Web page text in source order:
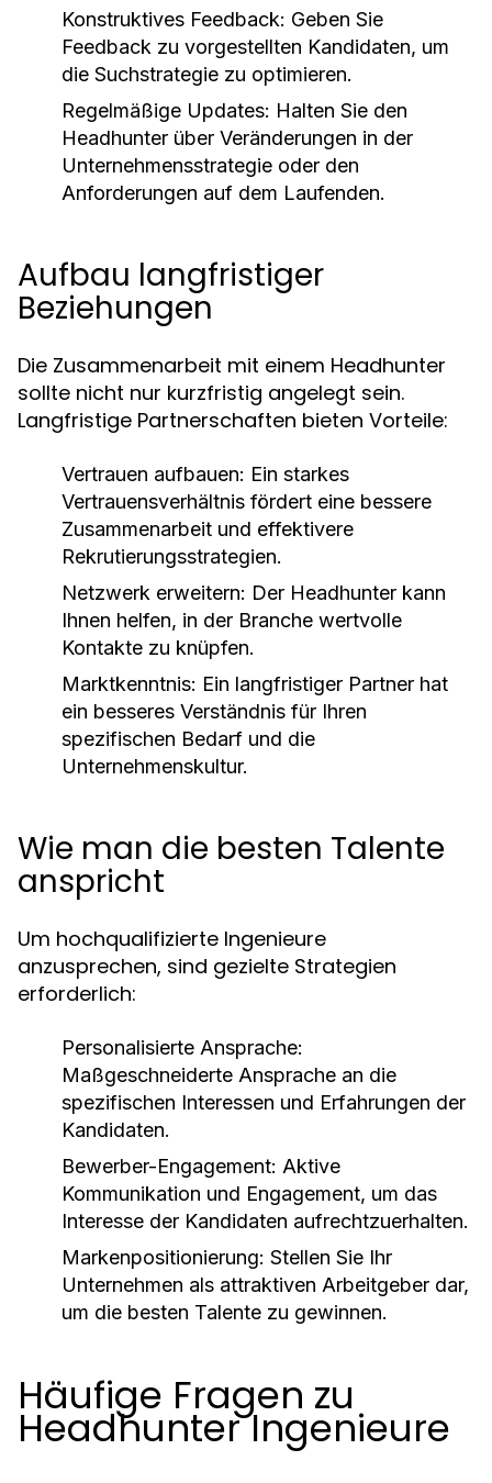
Konstruktives Feedback: Geben Sie
Feedback zu vorgestellten Kandidaten, um
die Suchstrategie zu optimieren.
Regelmäßige Updates: Halten Sie den
Headhunter über Veränderungen in der
Unternehmensstrategie oder den
Anforderungen auf dem Laufenden.
Aufbau langfristiger
Beziehungen
Die Zusammenarbeit mit einem Headhunter
sollte nicht nur kurzfristig angelegt sein.
Langfristige Partnerschaften bieten Vorteile:
Vertrauen aufbauen: Ein starkes
Vertrauensverhältnis fördert eine bessere
Zusammenarbeit und effektivere
Rekrutierungsstrategien.
Netzwerk erweitern: Der Headhunter kann
Ihnen helfen, in der Branche wertvolle
Kontakte zu knüpfen.
Marktkenntnis: Ein langfristiger Partner hat
ein besseres Verständnis für Ihren
spezifischen Bedarf und die
Unternehmenskultur.
Wie man die besten Talente
anspricht
Um hochqualifizierte Ingenieure
anzusprechen, sind gezielte Strategien
erforderlich:
Personalisierte Ansprache:
Maßgeschneiderte Ansprache an die
spezifischen Interessen und Erfahrungen der
Kandidaten.
Bewerber-Engagement: Aktive
Kommunikation und Engagement, um das
Interesse der Kandidaten aufrechtzuerhalten.
Markenpositionierung: Stellen Sie Ihr
Unternehmen als attraktiven Arbeitgeber dar,
um die besten Talente zu gewinnen.
Häufige Fragen zu
Headhunter Ingenieure